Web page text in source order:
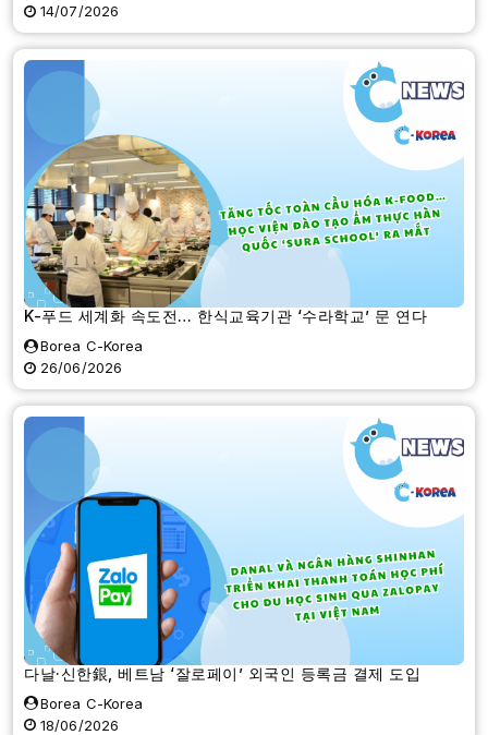
14/07/2026
K-푸드 세계화 속도전… 한식교육기관 ‘수라학교’ 문 연다
Borea C-Korea
26/06/2026
다날·신한銀, 베트남 ‘잘로페이’ 외국인 등록금 결제 도입
Borea C-Korea
18/06/2026